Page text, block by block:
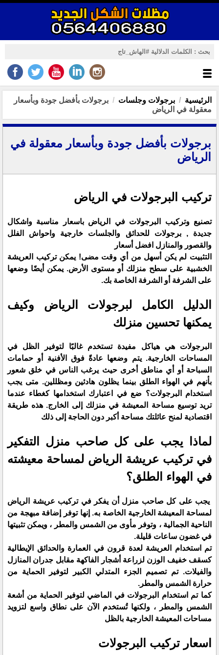
الرئيسية برجولات وجلسات
برجولات بأفضل جودة وبأسعار
معقولة في الرياض
برجولات بأفضل جودة وبأسعار معقولة في
الرياض
تركيب البرجولات في الرياض
تصنيع وتركيب البرجولات في الرياض باسعار مناسبة واشكال
جديدة , برجولات للحدائق والجلسات خارجية واحواش الفلل
والقصور والمنازل افضل أسعار
التثبيت لم يكن أسهل من أي وقت مضى! يمكن تركيب العريشة
الخشبية على سطح منزلك أو مستوى الأرض. يمكن أيضًا وضعها
على الشرفة أو الشرفة الخاصة بك.
الدليل الكامل لبرجولات الرياض وكيف
يمكنها تحسين منزلك
البرجولات هي هياكل مفيدة تستخدم غالبًا لتوفير الظل في
المساحات الخارجية. يتم وضعها عادةً فوق الأفنية أو حمامات
السباحة أو أي مناطق أخرى حيث يرغب الناس في خلق شعور
بأنهم في الهواء الطلق بينما يظلون هادئين ومظللين. متى يجب
استخدام البرجولات؟ ضع في اعتبارك استخدامها كغطاء عندما
تريد توسيع مساحة المعيشة في منزلك إلى الخارج. هذه طريقة
اقتصادية لمنح عائلتك مساحة أكبر دون الحاجة إلى ذلك
لماذا يجب على كل صاحب منزل التفكير
في تركيب عريشة الرياض لمساحة معيشته
في الهواء الطلق؟
يجب على كل صاحب منزل أن يفكر في تركيب عريشة الرياض
لمساحة المعيشة الخارجية الخاصة به. إنها توفر إضافة مبهجة من
الناحية الجمالية ، وتوفر مأوى من الشمس والمطر ، ويمكن تثبيتها
في غضون ساعات قليلة.
تم استخدام العريشة لعدة قرون في العمارة والحدائق الإيطالية
كسقف خفيف الوزن لزراعة أشجار الفاكهة مقابل جدران المنازل
والفيلات. تم تصميم الجزء المتدلي الكبير لتوفير الحماية من
حرارة الشمس والمطر.
كما تم استخدام البرجولات في الماضي لتوفير الحماية من أشعة
الشمس والمطر ، ولكنها تُستخدم الآن على نطاق واسع لتزويد
مساحات المعيشة الخارجية بالظل
اسعار تركيب البرجولات